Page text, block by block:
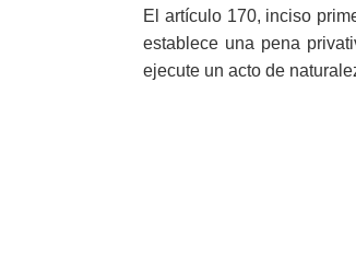
El artículo 170, inciso
establece una pena
ejecute un acto de